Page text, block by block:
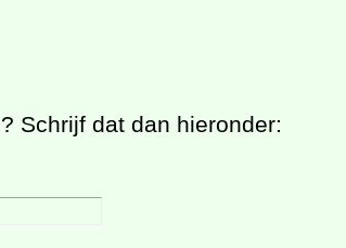
Schrijf dat dan hieronder: